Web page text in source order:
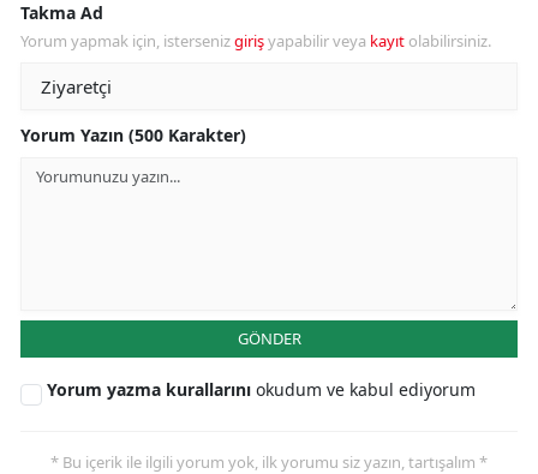
Takma Ad
Yorum yapmak için, istersenizgirişyapabilir veya kayıt olabilirsiniz.
Yorum Yazın (500 Karakter)
GÖNDER
Yorum yazma kurallarını okudum ve kabul ediyorum
* Bu içerik ile ilgili yorum yok, ilk yorumu siz yazın, tartışalım *